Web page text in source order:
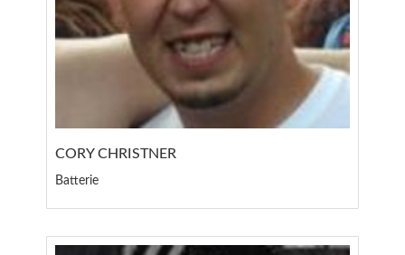
CORY CHRISTNER
Batterie